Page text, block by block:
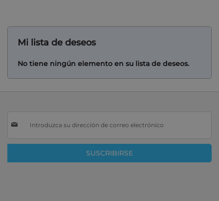
Mi lista de deseos
No tiene ningún elemento en su lista de deseos.
boletín
noticias:
SUSCRIBIRSE